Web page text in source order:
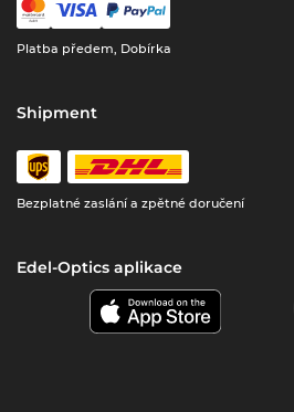
Platba předem, Dobírka
Shipment
Bezplatné zaslání a zpětné doručení
Edel-Optics aplikace